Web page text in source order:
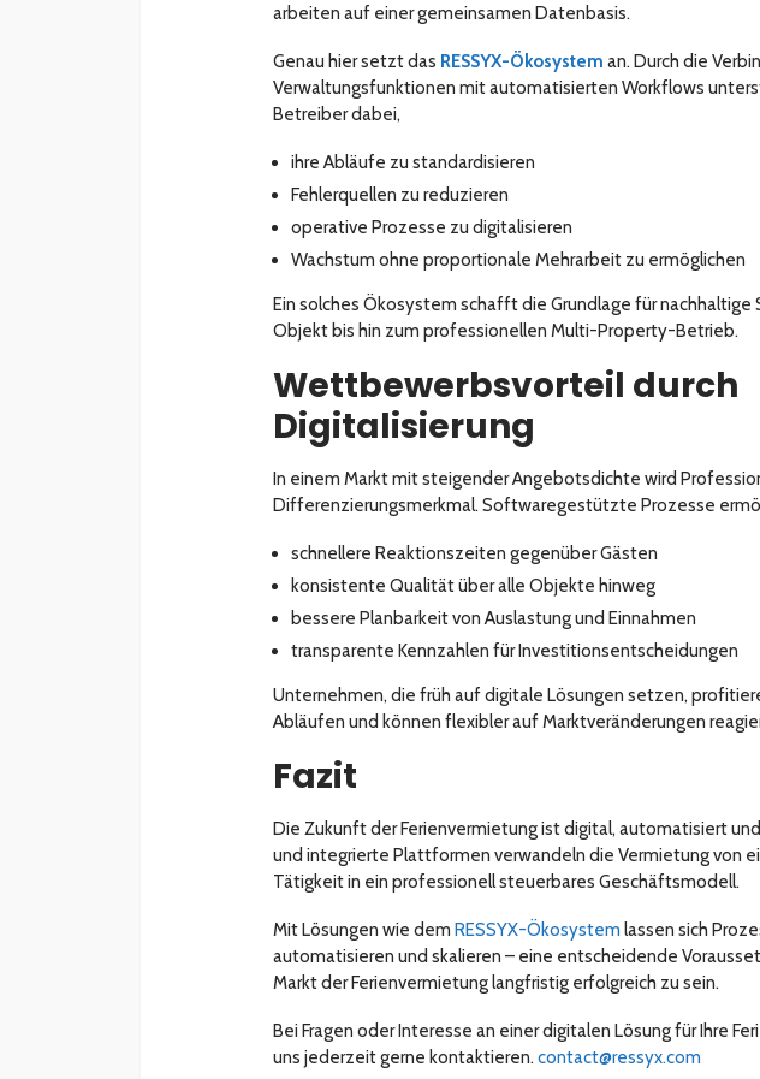
arbeiten auf einer gemeinsamen Datenbasis.
Genau hier setzt das RESSYX-Ökosystem an. Durch die
Verwaltungsfunktionen mit automatisierten Workflows
Betreiber dabei,
ihre Abläufe zu standardisieren
Fehlerquellen zu reduzieren
operative Prozesse zu digitalisieren
Wachstum ohne proportionale Mehrarbeit zu ermöglichen
Ein solches Ökosystem schafft die Grundlage für nachhaltige
Objekt bis hin zum professionellen Multi-Property-Betrieb.
Wettbewerbsvorteil durch
Digitalisierung
In einem Markt mit steigender Angebotsdichte wird
Differenzierungsmerkmal. Softwaregestützte Prozesse
schnellere Reaktionszeiten gegenüber Gästen
konsistente Qualität über alle Objekte hinweg
bessere Planbarkeit von Auslastung und Einnahmen
transparente Kennzahlen für Investitionsentscheidungen
Unternehmen, die früh auf digitale Lösungen setzen,
Abläufen und können flexibler auf Marktveränderungen
Fazit
Die Zukunft der Ferienvermietung ist digital, automatisiert
und integrierte Plattformen verwandeln die Vermietung von
Tätigkeit in ein professionell steuerbares Geschäftsmodell.
Mit Lösungen wie dem RESSYX-Ökosystem lassen sich
automatisieren und skalieren – eine entscheidende
Markt der Ferienvermietung langfristig erfolgreich zu sein.
Bei Fragen oder Interesse an einer digitalen Lösung für Ihre
uns jederzeit gerne kontaktieren. contact@ressyx.com